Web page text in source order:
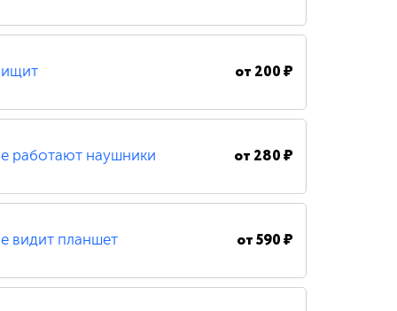
от 200 ₽
работают наушники от 280 ₽
видит планшет от590 ₽